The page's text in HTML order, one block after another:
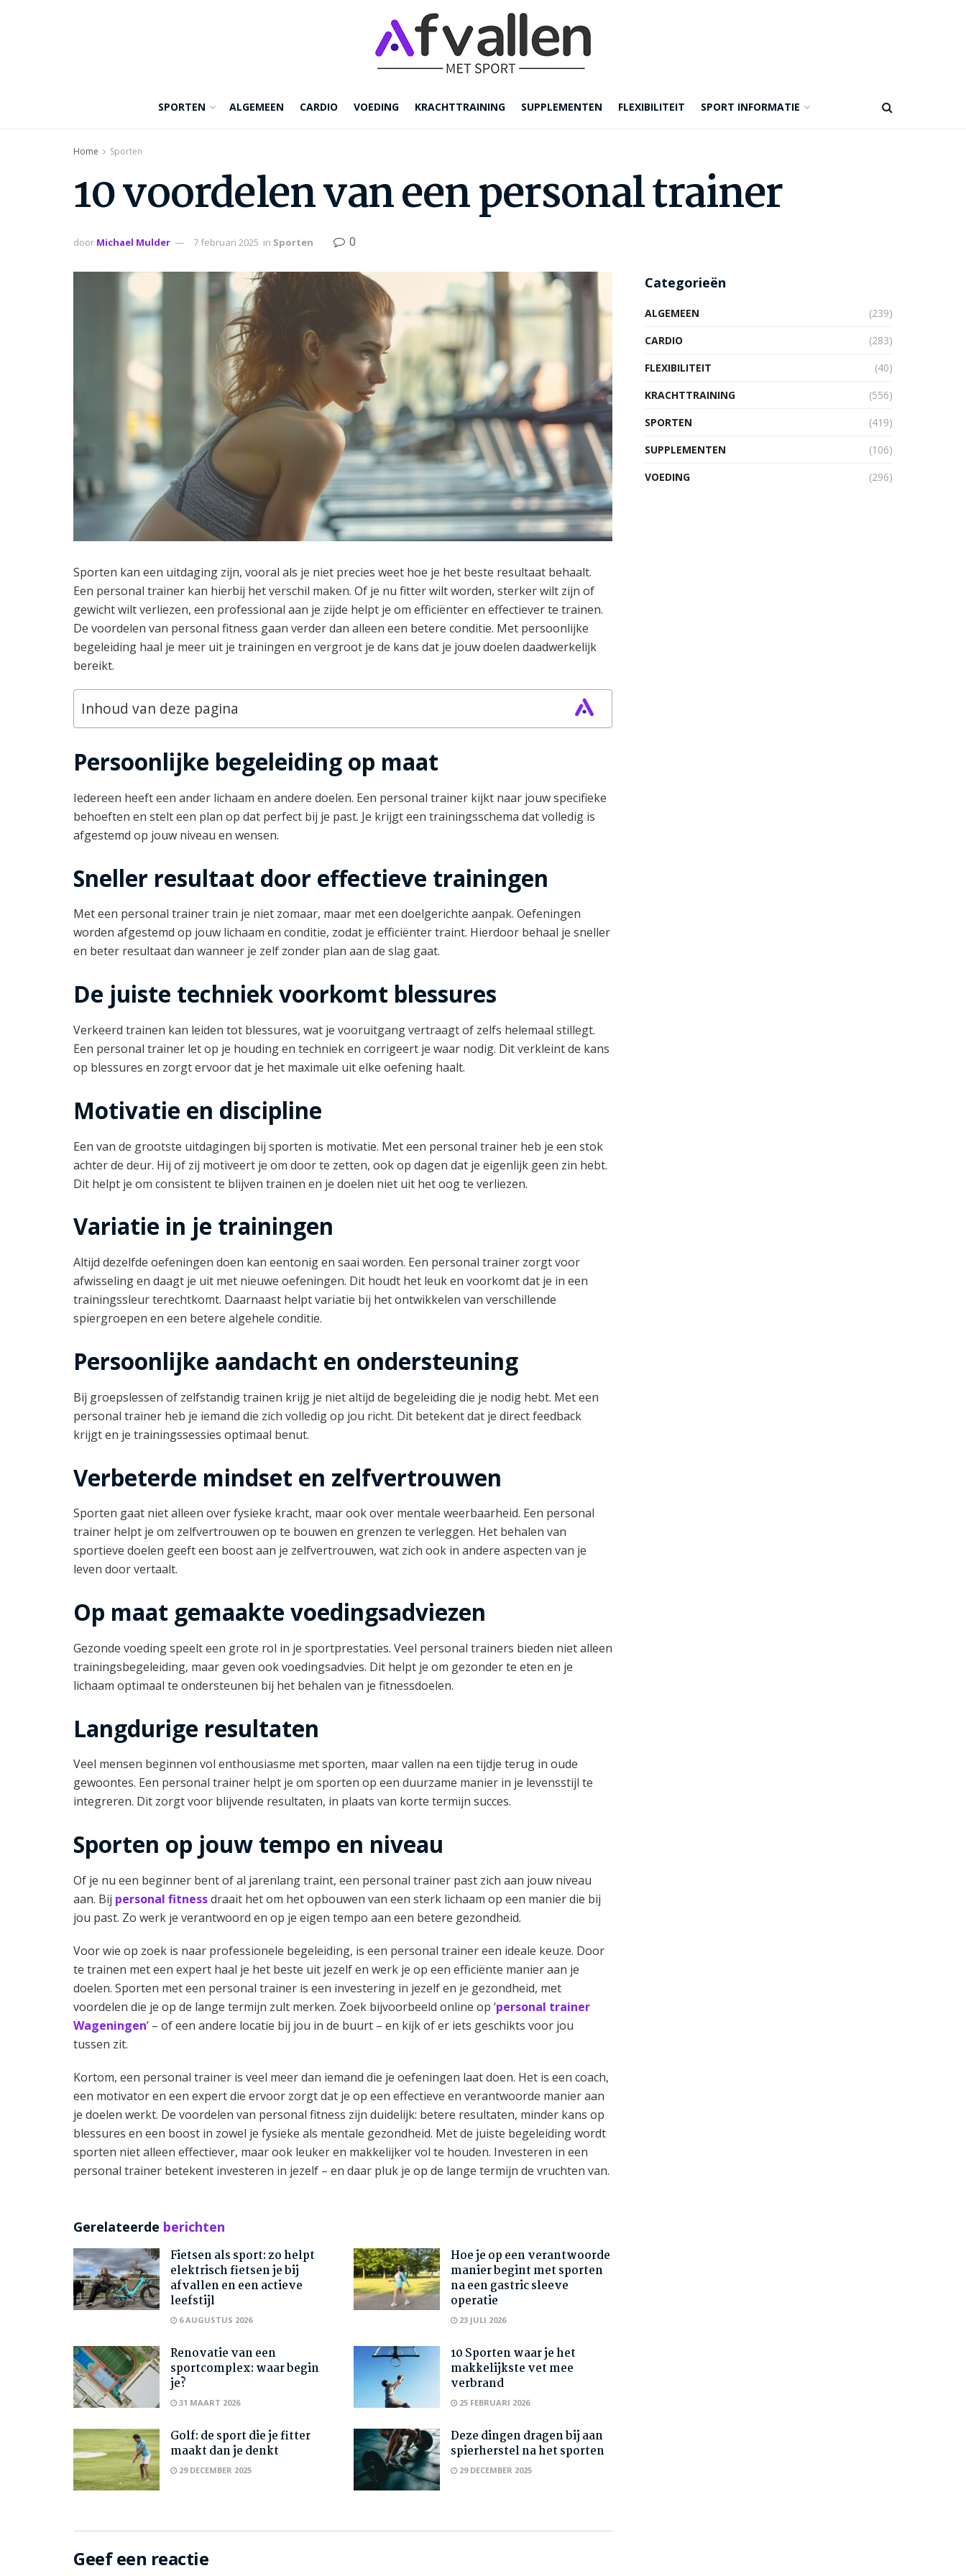
SPORTEN ALGEMEEN CARDIO VOEDING KRACHTTRAINING SUPPLEMENTEN FLEXIBILITEIT SPORT INFORMATIE
Home Sporten
10 voordelen van een personal trainer
door Michael Mulder 7 februari 2025 in Sporten 0
Sporten kan een uitdaging zijn, vooral als je niet precies weet hoe je het beste resultaat behaalt.
Een personal trainer kan hierbij het verschil maken. Of je nu fitter wilt worden, sterker wilt zijn of
gewicht wilt verliezen, een professional aan je zijde helpt je om efficiënter en effectiever te trainen.
De voordelen van personal fitness gaan verder dan alleen een betere conditie. Met persoonlijke
begeleiding haal je meer uit je trainingen en vergroot je de kans dat je jouw doelen daadwerkelijk
bereikt.
Inhoud van deze pagina
Persoonlijke begeleiding op maat
Iedereen heeft een ander lichaam en andere doelen. Een personal trainer kijkt naar jouw specifieke
behoeften en stelt een plan op dat perfect bij je past. Je krijgt een trainingsschema dat volledig is
afgestemd op jouw niveau en wensen.
Sneller resultaat door effectieve trainingen
Met een personal trainer train je niet zomaar, maar met een doelgerichte aanpak. Oefeningen
worden afgestemd op jouw lichaam en conditie, zodat je efficiënter traint. Hierdoor behaal je sneller
en beter resultaat dan wanneer je zelf zonder plan aan de slag gaat.
De juiste techniek voorkomt blessures
Verkeerd trainen kan leiden tot blessures, wat je vooruitgang vertraagt of zelfs helemaal stillegt.
Een personal trainer let op je houding en techniek en corrigeert je waar nodig. Dit verkleint de kans
op blessures en zorgt ervoor dat je het maximale uit elke oefening haalt.
Motivatie en discipline
Een van de grootste uitdagingen bij sporten is motivatie. Met een personal trainer heb je een stok
achter de deur. Hij of zij motiveert je om door te zetten, ook op dagen dat je eigenlijk geen zin hebt.
Dit helpt je om consistent te blijven trainen en je doelen niet uit het oog te verliezen.
Variatie in je trainingen
Altijd dezelfde oefeningen doen kan eentonig en saai worden. Een personal trainer zorgt voor
afwisseling en daagt je uit met nieuwe oefeningen. Dit houdt het leuk en voorkomt dat je in een
trainingssleur terechtkomt. Daarnaast helpt variatie bij het ontwikkelen van verschillende
spiergroepen en een betere algehele conditie.
Persoonlijke aandacht en ondersteuning
Bij groepslessen of zelfstandig trainen krijg je niet altijd de begeleiding die je nodig hebt. Met een
personal trainer heb je iemand die zich volledig op jou richt. Dit betekent dat je direct feedback
krijgt en je trainingssessies optimaal benut.
Verbeterde mindset en zelfvertrouwen
Sporten gaat niet alleen over fysieke kracht, maar ook over mentale weerbaarheid. Een personal
trainer helpt je om zelfvertrouwen op te bouwen en grenzen te verleggen. Het behalen van
sportieve doelen geeft een boost aan je zelfvertrouwen, wat zich ook in andere aspecten van je
leven door vertaalt.
Op maat gemaakte voedingsadviezen
Gezonde voeding speelt een grote rol in je sportprestaties. Veel personal trainers bieden niet alleen
trainingsbegeleiding, maar geven ook voedingsadvies. Dit helpt je om gezonder te eten en je
lichaam optimaal te ondersteunen bij het behalen van je fitnessdoelen.
Langdurige resultaten
Veel mensen beginnen vol enthousiasme met sporten, maar vallen na een tijdje terug in oude
gewoontes. Een personal trainer helpt je om sporten op een duurzame manier in je levensstijl te
integreren. Dit zorgt voor blijvende resultaten, in plaats van korte termijn succes.
Sporten op jouw tempo en niveau
Of je nu een beginner bent of al jarenlang traint, een personal trainer past zich aan jouw niveau
aan. Bij personal fitnessdraait het om het opbouwen van een sterk lichaam op een manier die bij
jou past. Zo werk je verantwoord en op je eigen tempo aan een betere gezondheid.
Voor wie op zoek is naar professionele begeleiding, is een personal trainer een ideale keuze. Door
te trainen met een expert haal je het beste uit jezelf en werk je op een efficiënte manier aan je
doelen. Sporten met een personal trainer is een investering in jezelf en je gezondheid, met
voordelen die je op de lange termijn zult merken. Zoek bijvoorbeeld online op ‘personal trainer
Wageningen’ – of een andere locatie bij jou in de buurt – en kijk of er iets geschikts voor jou
tussen zit.
Kortom, een personal trainer is veel meer dan iemand die je oefeningen laat doen. Het is een coach,
een motivator en een expert die ervoor zorgt dat je op een effectieve en verantwoorde manier aan
je doelen werkt. De voordelen van personal fitness zijn duidelijk: betere resultaten, minder kans op
blessures en een boost in zowel je fysieke als mentale gezondheid. Met de juiste begeleiding wordt
sporten niet alleen effectiever, maar ook leuker en makkelijker vol te houden. Investeren in een
personal trainer betekent investeren in jezelf – en daar pluk je op de lange termijn de vruchten van.
Gerelateerde berichten
Fietsen als sport: zo helpt
elektrisch fietsen je bij
afvallen en een actieve
leefstijl
6 AUGUSTUS 2026
Hoe je op een verantwoorde
manier begint met sporten
na een gastric sleeve
operatie
23 JULI 2026
Renovatie van een
sportcomplex: waar begin
je?
31 MAART 2026
10 Sporten waar je het
makkelijkste vet mee
verbrand
25 FEBRUARI 2026
Golf: de sport die je fitter
maakt dan je denkt
29 DECEMBER 2025
Deze dingen dragen bij aan
spierherstel na het sporten
29 DECEMBER 2025
Geef een reactie
Categorieën
ALGEMEEN
(239)
CARDIO
(283)
FLEXIBILITEIT
(40)
KRACHTTRAINING
(556)
SPORTEN
(419)
SUPPLEMENTEN
(106)
VOEDING
(296)